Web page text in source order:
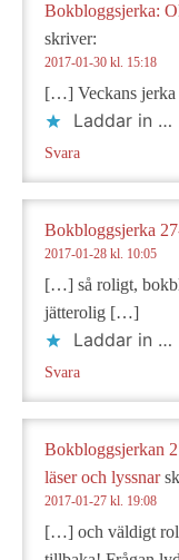
Bokbloggsjerka:
skriver:
2017-01-30 kl. 15:18
[…] Veckans
Laddar in …
Svara
Bokbloggsjerka
2017-01-28 kl. 10:05
[…] så roligt,
jätterolig […]
Laddar in …
Svara
Bokbloggsjerkan
läser och lyssnar
2017-01-27 kl. 19:08
[…] och väldigt